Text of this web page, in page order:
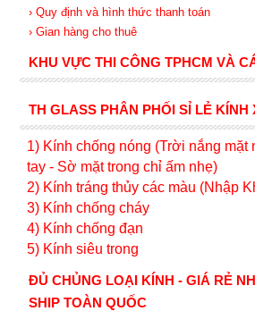
› Quy định và hình thức thanh toán
› Gian hàng cho thuê
KHU VỰC THI CÔNG TPHCM VÀ
TH GLASS PHÂN PHỐI SỈ LẺ KÍNH
1) Kính chống nóng (Trời nắng mặt
tay - Sờ mặt trong chỉ ấm nhẹ)
2) Kính tráng thủy các màu (Nhập
3) Kính chống cháy
4) Kính chống đạn
5) Kính siêu trong
ĐỦ CHỦNG LOẠI KÍNH - GIÁ RẺ
SHIP TOÀN QUỐC